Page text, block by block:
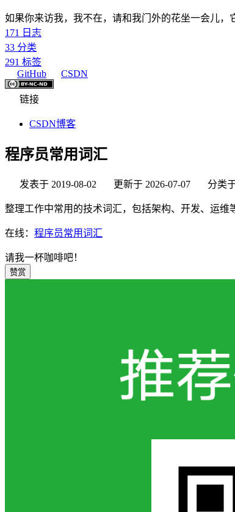
如果你来访我，我不在，请和我门外的花坐一会儿，
171
日志
33 分类
291 标签
GitHub
CSDN
链接
CSDN博客
程序员常用词汇
发表于 2019-08-02 更新于 2026-07-07 分类
整理工作中常用的技术词汇，包括架构、开发、运维
在线： 程序员常用词汇
请我一杯咖啡吧！
赞赏